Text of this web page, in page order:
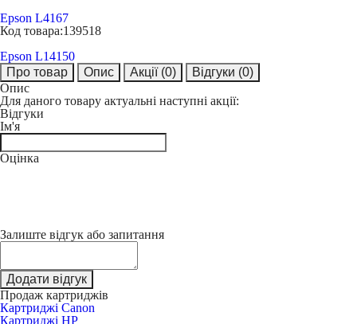
Epson L4167
Код товара:139518
Epson L14150
Про товар
Опис Акції (0) Відгуки (0)
Опис
Для даного товару актуальні наступні акції:
Відгуки
Ім'я
Оцінка
Залиште відгук або запитання
Додати відгук
Продаж картриджів
Картриджі Canon
Картриджі HP